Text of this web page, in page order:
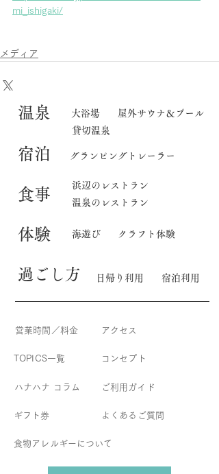
mi_ishigaki/
メディア
​温泉 大浴場
屋外サウナ＆プール
貸切温泉
宿泊 グランピングトレーラー
食事
​浜辺のレストラン
温泉のレストラン
体験 海遊び クラフト体験
​過ごし方 日帰り利用 宿泊利用
​ご利用ガイド
​ハナハナ コラム
営業時間／料金
TOPICS一覧 コンセプト
ギフト券 よくあるご質問
食物アレルギーについて
アクセス